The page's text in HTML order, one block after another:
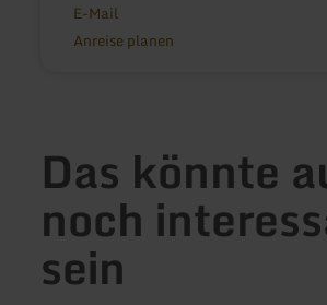
E-Mail
Anreise planen
Das könnte
noch
sein